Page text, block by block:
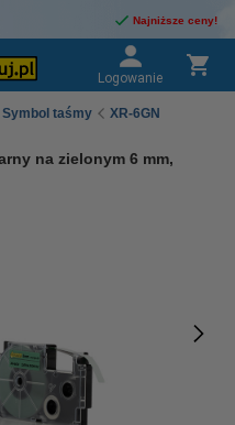
Najniższe ceny!
Logowanie
Symbol taśmy XR-6GN
na zielonym 6 mm,